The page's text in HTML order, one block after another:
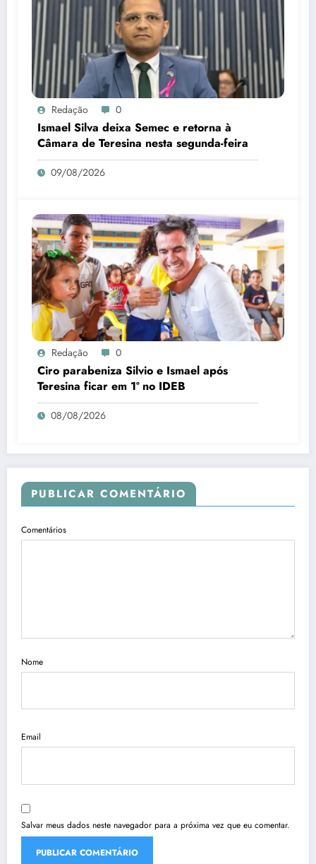
Redação 0
Ismael Silva deixa Semec e retorna à
Câmara de Teresina nesta segunda-feira
09/08/2026
Redação 0
Ciro parabeniza Silvio e Ismael após
Teresina ficar em 1º no IDEB
08/08/2026
PUBLICAR COMENTÁRIO
Comentários
Nome
Email
Salvar meus dados neste navegador para a próxima vez que eu comentar.